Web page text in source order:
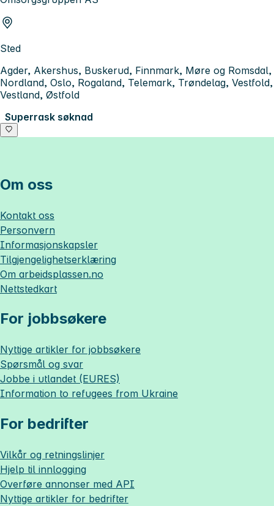
Sted
Agder, Akershus, Buskerud, Finnmark, Møre og Romsdal,
Nordland, Oslo, Rogaland, Telemark, Trøndelag, Vestfold,
Vestland, Østfold
Superrask søknad
Om oss
Kontakt oss
Personvern
Informasjonskapsler
Tilgjengelighetserklæring
Om arbeidsplassen.no
Nettstedkart
For jobbsøkere
Nyttige artikler for jobbsøkere
Spørsmål og svar
Jobbe i utlandet (EURES)
Information to refugees from Ukraine
For bedrifter
Vilkår og retningslinjer
Hjelp til innlogging
Overføre annonser med API
Nyttige artikler for bedrifter